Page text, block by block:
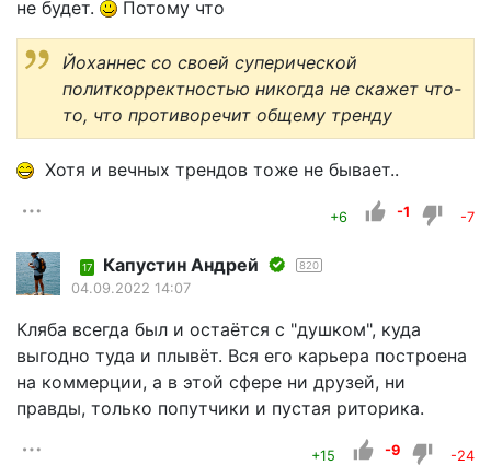
не будет.
Потому что
Йоханнес со своей суперической
политкорректностью никогда не скажет что-
то, что противоречит общему тренду
Хотя и вечных трендов тоже не бывает..
+6 -1 -7
17 Капустин Андрей 820
04.09.2022 14:07
Кляба всегда был и остаётся с "душком", куда
выгодно туда и плывёт. Вся его карьера построена
на коммерции, а в этой сфере ни друзей, ни
правды, только попутчики и пустая риторика.
+15 -9 -24